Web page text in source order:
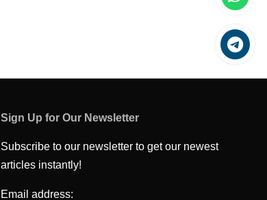
Sign Up for Our Newsletter
Subscribe to our newsletter to get our newest
articles instantly!
Email address: